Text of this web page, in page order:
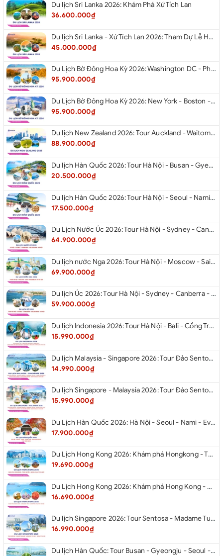
Du lịch Sri Lanka 2026: Khám Phá Xứ Tích Lan
36.600.000₫
Du lịch Sri Lanka - Xứ Tích Lan 2026: Tham Dự Lễ Hội Rước Xá Lợi Răng Phật
45.000.000₫
Du Lịch Bờ Đông Hoa Kỳ 2026: Washington DC - Philadelphia - New York - Boston - New Hampshire White Mountains - Albany - Niagara Falls - Buffalo - Corning - New York
95.900.000₫
Du Lịch Bờ Đông Hoa Kỳ 2026: New York - Boston - New Hampshire - Artist’s Bluff - Echo Lake Kancamagus Highway - White Mountains - Albany - Buffalo Niagara Falls - Corning - Washington DC
95.900.000₫
Du lịch New Zealand 2026: Tour Auckland - Waitomo - Taupo - Rotorua - Matamata - Hamilton
88.900.000₫
Du lịch Hàn Quốc 2026: Tour Hà Nội - Busan - Gyeongju - Seoul - Đảo Nami - Tàu Điện Ven Biển Haeundae - Cầu Kính Oryukdo - Làng Văn Hóa Huinnyeoul
20.500.000₫
Du lịch Hàn Quốc 2026: Tour Hà Nội - Seoul - Nami - Everland - Painter Show - Thư Viện Sách
17.500.000₫
Du Lịch Nước Úc 2026: Tour Hà Nội - Sydney - Canberra - Melbourne - Hà Nội
64.900.000₫
Du lịch nước Nga 2026: Tour Hà Nội - Moscow - Saint Petersburg từ Hà Nội
69.900.000₫
Du lịch Úc 2026: Tour Hà Nội - Sydney - Canberra - Melbourne - Hà Nội
59.900.000₫
Du lịch Indonesia 2026: Tour Hà Nội - Bali - Cổng Trời Lempuyang - Swings Bali - Ngắm hoàng hôn biển Jimbaran - Kelingking - Sống Lưng Khủng Long từ Hà Nội
15.990.000₫
Du lịch Malaysia - Singapore 2026: Tour Đảo Sentosa - Madame Tussause - Garden By The Bay - Thành Cổ Malacca - Thủ Đô Kualalumpur - Cao Nguyên Genting - New Putrajaya từ Hà Nội
14.990.000₫
Du lịch Singapore - Malaysia 2026: Tour Đảo Sentosa - Madame Tussauds - Garden By The Bay - Thành cổ Malacca - Thủ đô Kuala Lumpur - Cao nguyên Genting - New Putrajaya từ Hà Nội
15.990.000₫
Du Lịch Hàn Quốc 2026: Hà Nội - Seoul - Nami - Everland - Painter Show - Thư Viện Sách
17.900.000₫
Du Lịch Hong Kong 2026: Khám phá Hongkong - Thâm Quyến - Quảng Châu từ Hà Nội
19.690.000₫
Du Lịch Hong Kong 2026: Khám phá Hong Kong - Dingding Tram - Shopping Tour từ Hà Nội
16.690.000₫
Du lịch Singapore 2026: Tour Sentosa - Madame Tussauds - Garden By The Bay - Jewel từ Hà Nội
16.990.000₫
Du lịch Hàn Quốc: Tour Busan - Gyeongju - Seoul - Đảo Nami - Tàu Điện Ven Biển Haeundae - Cầu Kính Oryukdo - Làng Văn Hóa Huinnyeoul từ Hà Nội 2026